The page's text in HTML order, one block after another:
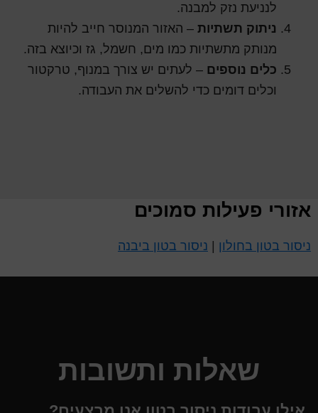
לנניעת נזק למבנה.
ניתוק תשתיות – האזור המנוסר חייב להיות
מנותק מתשתיות כמו מים, חשמל, גז וכיוצא בזה.
כלים נוספים – לעתים יש צורך במנוף, טרקטור
וכלים דומים כדי להשלים את העבודה.
אזורי פעילות סמוכים
ניסור בטון בחולון ניסור בטון ביבנה
שאלות ותשובות